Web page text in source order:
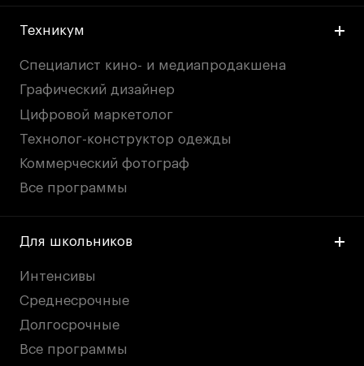
Техникум
Специалист кино- и медиапродакшена
Графический дизайнер
Цифровой маркетолог
Технолог-конструктор одежды
Коммерческий фотограф
Все программы
Для школьников
Интенсивы
Среднесрочные
Долгосрочные
Все программы